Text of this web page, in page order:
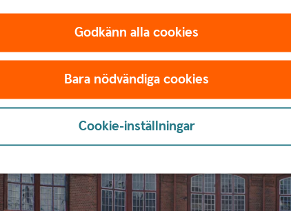
Godkänn alla cookies
Bara nödvändiga cookies
Cookie-inställningar